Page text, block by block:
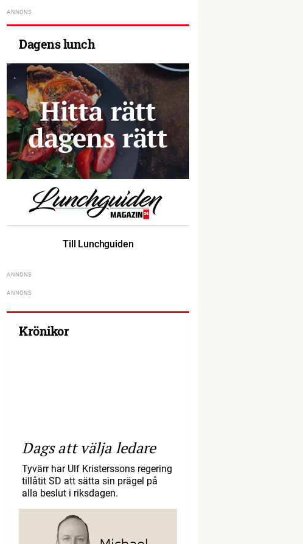
Dagens lunch
Till Lunchguiden
Krönikor
Dags att välja ledare
Tyvärr har Ulf Kristerssons regering
tillåtit SD att sätta sin prägel på
alla beslut i riksdagen.